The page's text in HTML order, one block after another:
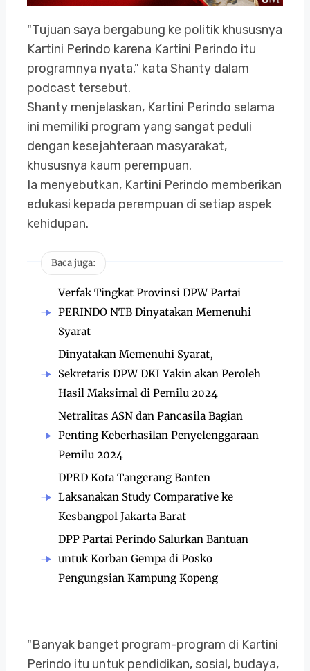
"Tujuan saya bergabung ke politik khususnya
Kartini Perindo karena Kartini Perindo itu
programnya nyata," kata Shanty dalam
podcast tersebut.
Shanty menjelaskan, Kartini Perindo selama
ini memiliki program yang sangat peduli
dengan kesejahteraan masyarakat,
khususnya kaum perempuan.
Ia menyebutkan, Kartini Perindo memberikan
edukasi kepada perempuan di setiap aspek
kehidupan.
Baca juga:
Verfak Tingkat Provinsi DPW Partai
PERINDO NTB Dinyatakan Memenuhi
Syarat
Dinyatakan Memenuhi Syarat,
Sekretaris DPW DKI Yakin akan Peroleh
Hasil Maksimal di Pemilu 2024
Netralitas ASN dan Pancasila Bagian
Penting Keberhasilan Penyelenggaraan
Pemilu 2024
DPRD Kota Tangerang Banten
Laksanakan Study Comparative ke
Kesbangpol Jakarta Barat
DPP Partai Perindo Salurkan Bantuan
untuk Korban Gempa di Posko
Pengungsian Kampung Kopeng
"Banyak banget program-program di Kartini
Perindo itu untuk pendidikan, sosial, budaya,